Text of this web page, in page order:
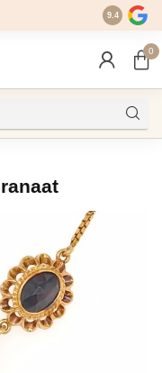
9.4
0